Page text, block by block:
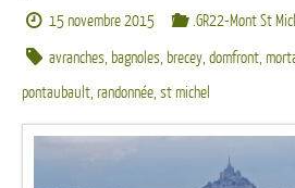
15 novembre 2015 .GR22-Mont St
avranches, bagnoles, brecey,domfront,
pontaubault, randonnée, st michel